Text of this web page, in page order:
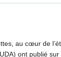
au cœur de
ont publié